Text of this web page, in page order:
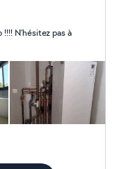
N’hésitez pas à